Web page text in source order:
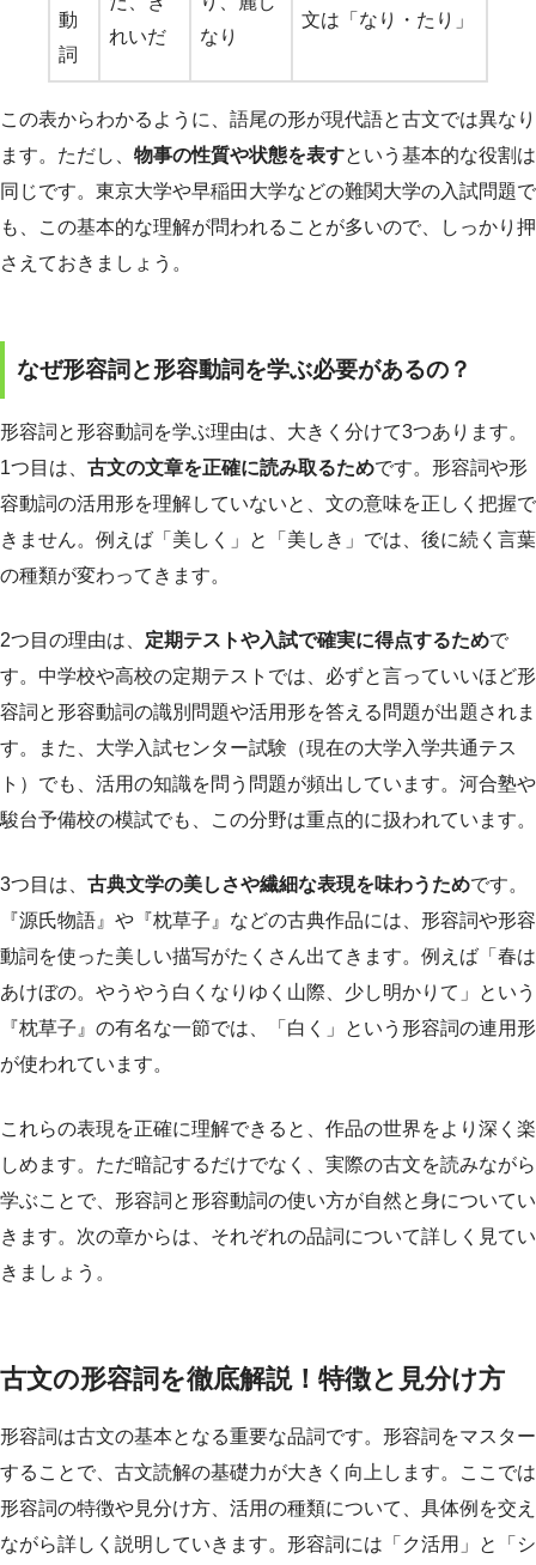
動
詞
れいだ
なり
文は「なり・たり」
この表からわかるように、語尾の形が現代語と古文では異なり
ます。ただし、 物事の性質や状態を表すという基本的な役割は
同じです。東京大学や早稲田大学などの難関大学の入試問題で
も、この基本的な理解が問われることが多いので、しっかり押
さえておきましょう。
なぜ形容詞と形容動詞を学ぶ必要があるの？
形容詞と形容動詞を学ぶ理由は、大きく分けて3つあります。
1つ目は、 古文の文章を正確に読み取るためです。形容詞や形
容動詞の活用形を理解していないと、文の意味を正しく把握で
きません。例えば「美しく」と「美しき」では、後に続く言葉
の種類が変わってきます。
2つ目の理由は、 定期テストや入試で確実に得点するためで
す。中学校や高校の定期テストでは、必ずと言っていいほど形
容詞と形容動詞の識別問題や活用形を答える問題が出題されま
す。また、大学入試センター試験（現在の大学入学共通テス
ト）でも、活用の知識を問う問題が頻出しています。河合塾や
駿台予備校の模試でも、この分野は重点的に扱われています。
3つ目は、 古典文学の美しさや繊細な表現を味わうためです。
『源氏物語』や『枕草子』などの古典作品には、形容詞や形容
動詞を使った美しい描写がたくさん出てきます。例えば「春は
あけぼの。やうやう白くなりゆく山際、少し明かりて」という
『枕草子』の有名な一節では、「白く」という形容詞の連用形
が使われています。
これらの表現を正確に理解できると、作品の世界をより深く楽
しめます。ただ暗記するだけでなく、実際の古文を読みながら
学ぶことで、形容詞と形容動詞の使い方が自然と身についてい
きます。次の章からは、それぞれの品詞について詳しく見てい
きましょう。
古文の形容詞を徹底解説！特徴と見分け方
形容詞は古文の基本となる重要な品詞です。形容詞をマスター
することで、古文読解の基礎力が大きく向上します。ここでは
形容詞の特徴や見分け方、活用の種類について、具体例を交え
ながら詳しく説明していきます。形容詞には「ク活用」と「シ